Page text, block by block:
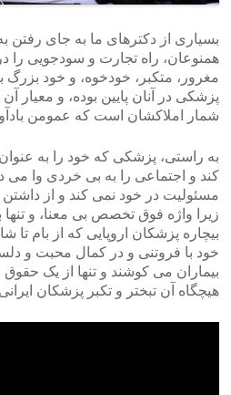
بسیاری از دکترهای ما به جای رفتن
همنوعان، راه تجارت و سودجویی را
مغرور، متکبر، خودخوه، و خود بزرگ
پزشکی در آنان پایین بوده، و معیار
شمار املاکشان است که عمومن
به راستی، پزشکی که خود را به
کند و اجتماعی را به بی خردی وا می
مسئولیت در خود نمی کند و از
زیرا واژه فوق تخصص بی معنا، و
بیچاره پزشکان اروپایی که از بام تا
خود با فروتنی و در کمال محبت و
بیماران می کوشند و تنها از یک حقوق
هیچگاه آن تبختر و تکبر پزشکان ایرانی